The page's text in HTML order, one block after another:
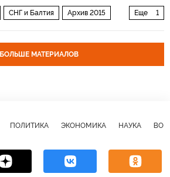
Еще 1
СНГ и Балтия Архив 2015
БОЛЬШЕ МАТЕРИАЛОВ
ПОЛИТИКА ЭКОНОМИКА НАУКА